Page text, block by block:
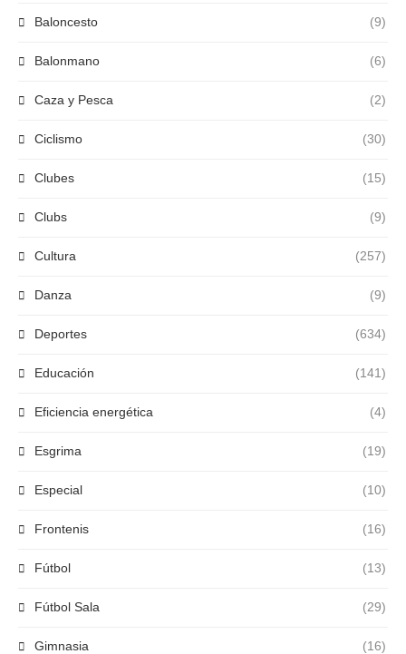
Baloncesto (9)
Balonmano (6)
Caza y Pesca (2)
Ciclismo (30)
Clubes (15)
Clubs (9)
Cultura (257)
Danza (9)
Deportes (634)
Educación (141)
Eficiencia energética (4)
Esgrima (19)
Especial (10)
Frontenis (16)
Fútbol (13)
Fútbol Sala (29)
Gimnasia (16)